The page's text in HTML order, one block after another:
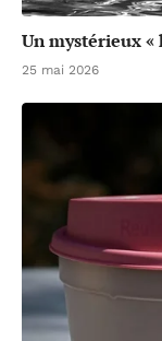
Un mystérieux
25 mai 2026